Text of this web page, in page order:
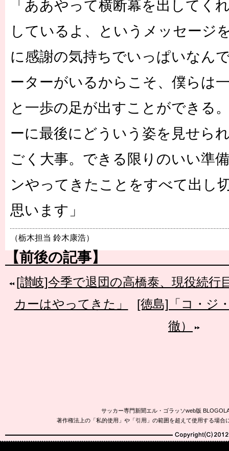
「ああやって横断幕を出してく
しているよ、というメッセージ
に感謝の気持ちでいっぱいなん
ーターがいるからこそ、僕らは
と一歩の足が出すことができる
ーに最後にどういう姿を見せら
ごく大事。できる限りのいい準
ンやってきたことをすべて出し
思います」
（栃木担当 鈴木康浩）
【前後の記事】
[讃岐]今季で退団の高橋泰、現役続行
カーはやってきた」
[徳島]「コ・ジ
徹）
サッカー専門新聞エル・ゴラッソweb版
著作権法上の「私的使用」や「引用」の範囲を超えて使用する場
Copyright(C)2010-